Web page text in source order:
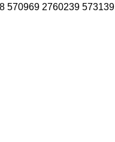
570969 2760239 573139